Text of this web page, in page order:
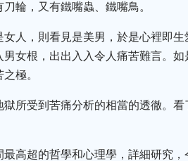
輪，又有鐵嘴蟲、鐵嘴鳥。
人，則看見是美男，於是心裡即生
女根，出出入入令人痛苦難言。如
極。
所受到苦痛分析的相當的透徹。看
高超的哲學和心理學，詳細研究，